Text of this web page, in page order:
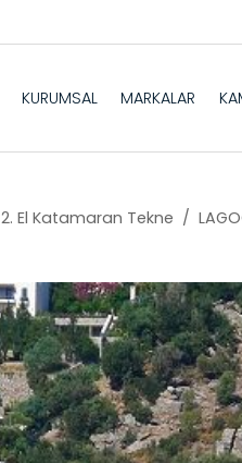
KURUMSAL MARKALAR
2. El Katamaran Tekne /